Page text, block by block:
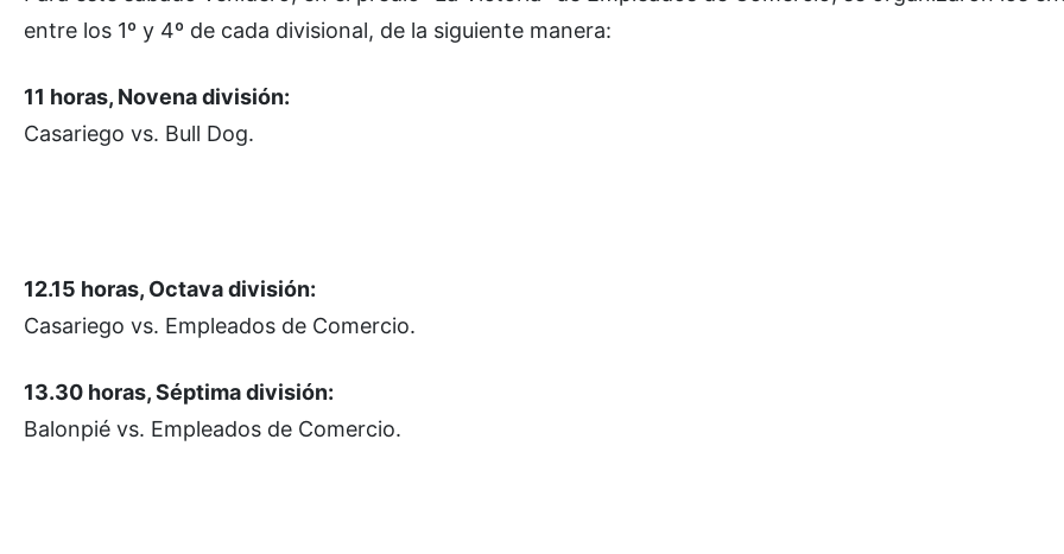
entre los 1º y 4º de cada divisional, de la siguiente manera:
11 horas, Novena división:
Casariego vs. Bull Dog.
12.15 horas, Octava división:
Casariego vs. Empleados de Comercio.
13.30 horas, Séptima división:
Balonpié vs. Empleados de Comercio.